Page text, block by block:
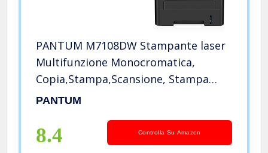
PANTUM M7108DW Stampante laser
Multifunzione Monocromatica,
Copia,Stampa,Scansione, Stampa
senza fili, Duplex automatico, Adatto
PANTUM
8.4 Controlla Su Amazon